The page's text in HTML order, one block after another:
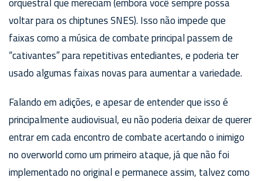
voltar para os chiptunes SNES). Isso não impede que
faixas como a música de combate principal passem de
“cativantes” para repetitivas entediantes, e poderia ter
usado algumas faixas novas para aumentar a variedade.
Falando em adições, e apesar de entender que isso é
principalmente audiovisual, eu não poderia deixar de querer
entrar em cada encontro de combate acertando o inimigo
no overworld como um primeiro ataque, já que não foi
implementado no original e permanece assim, talvez como